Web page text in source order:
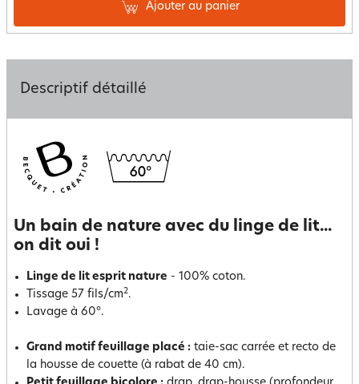
Ajouter au panier
Descriptif détaillé
Un bain de nature avec du linge de lit...
on dit oui !
Linge de lit esprit nature - 100% coton.
Tissage 57 fils/cm2.
Lavage à 60°.
Grand motif feuillage placé : taie-sac carrée et recto de
la housse de couette (à rabat de 40 cm).